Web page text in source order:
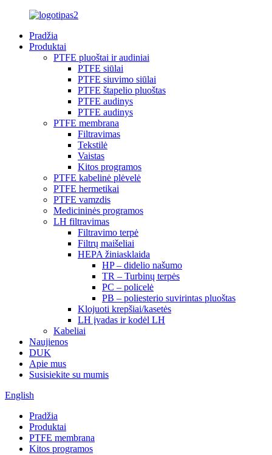
Pradžia
Produktai
PTFE pluoštai ir audiniai
PTFE siūlai
PTFE siuvimo siūlai
PTFE štapelio pluoštas
PTFE audinys
PTFE audinys
PTFE membrana
Filtravimas
Tekstilė
Vaistas
Kitos programos
PTFE kabelinė plėvelė
PTFE hermetikai
PTFE vamzdis
Medicininės programos
LH filtravimas
Filtravimo terpė
Filtrų maišeliai
HEPA žiniasklaida
HP – didelio našumo
TR – Turbinų terpės
PC – policelė
PB – poliesterio suvirintas pluoštas
Klojuoti krepšiai/kasetės
LH įvadas ir kodėl LH
Kabeliai
Naujienos
DUK
Apie mus
Susisiekite su mumis
English
Pradžia
Produktai
PTFE membrana
Kitos programos